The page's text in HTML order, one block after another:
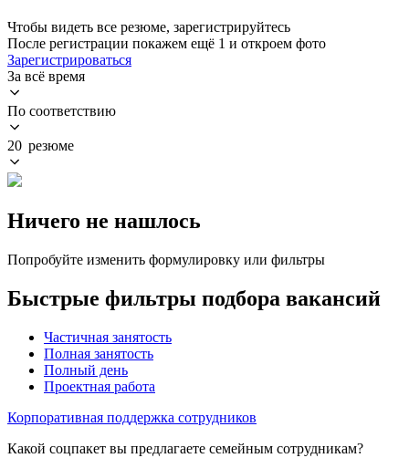
Чтобы видеть все резюме, зарегистрируйтесь
После регистрации покажем ещё 1 и откроем фото
Зарегистрироваться
За всё время
По соответствию
20 резюме
Ничего не нашлось
Попробуйте изменить формулировку или фильтры
Быстрые фильтры подбора вакансий
Частичная занятость
Полная занятость
Полный день
Проектная работа
Корпоративная поддержка сотрудников
Какой соцпакет вы предлагаете семейным сотрудникам?